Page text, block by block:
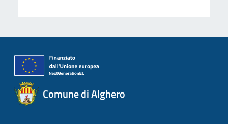
Comune di Alghero